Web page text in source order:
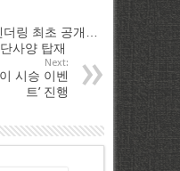
링 최초 공개…
사양 탑재
Next:
시승 이벤
트’ 진행